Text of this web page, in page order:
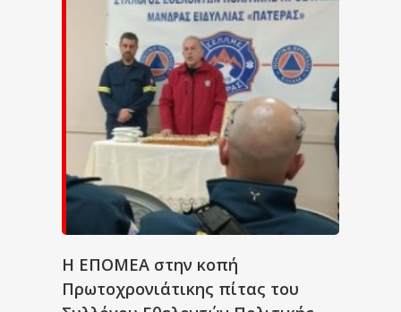
Η ΕΠΟΜΕΑ στην κοπή
Πρωτοχρονιάτικης πίτας του